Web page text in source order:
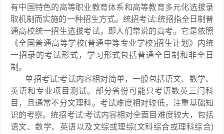
有中国特色的高等职业教育体系和高等教育多元化选拔录
取机制而实施的一种招生方式。统招考试:统招指全日制普
通高校统一招生选拔考试，即人们常说的高考。它是依照
《全国普通高等学校(普通中等专业学校)招生计划》内统
一招录的考试形式，学习形式包括普通全日制和非全日
制。
单招考试:考试内容相对简单，一般包括语文、数学、
英语和专业项目测试。部分省份可能只考语数英三门科
目，且通常不分文理科。考试难度相对较低，注重基础知
识的考察。统招考试:考试内容相对全面目难度较大，包括
语文、数学、英语以及文综或理综(文科综合或理科综合)